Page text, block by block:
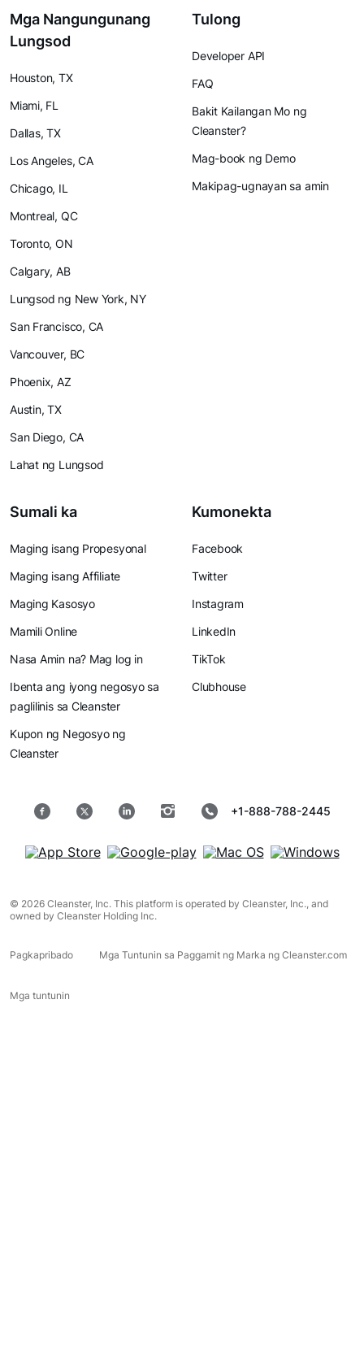
Mga Nangungunang
Lungsod
Houston, TX
Miami, FL
Dallas, TX
Los Angeles, CA
Chicago, IL
Montreal, QC
Toronto, ON
Calgary, AB
Lungsod ng New York, NY
San Francisco, CA
Vancouver, BC
Phoenix, AZ
Austin, TX
San Diego, CA
Lahat ng Lungsod
Tulong
Developer API
FAQ
Bakit Kailangan Mo ng
Cleanster?
Mag-book ng Demo
Makipag-ugnayan sa amin
Sumali ka
Maging isang Propesyonal
Maging isang Affiliate
Maging Kasosyo
Mamili Online
Nasa Amin na? Mag log in
Ibenta ang iyong negosyo sa
paglilinis sa Cleanster
Kupon ng Negosyo ng
Cleanster
Kumonekta
Facebook
Twitter
Instagram
LinkedIn
TikTok
Clubhouse
+1-888-788-2445
© 2026 Cleanster, Inc. This platform is operated by Cleanster, Inc., and
owned by Cleanster Holding Inc.
Pagkapribado Mga Tuntunin sa Paggamit ng Marka ng Cleanster.com
Mga tuntunin